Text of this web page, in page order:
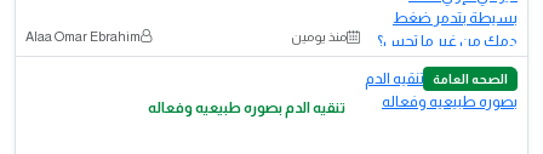
منذ يومين Alaa Omar Ebrahim
الصحه العامة
تنقيه الدم بصوره طبيعيه وفعاله